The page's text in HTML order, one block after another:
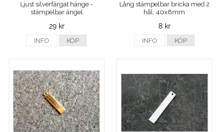
Ljust silverfärgat hänge -
stämpelbar ängel
29 kr
INFO KÖP
Lång stämpelbar bricka med 2
hål, 40x8mm
8 kr
INFO KÖP